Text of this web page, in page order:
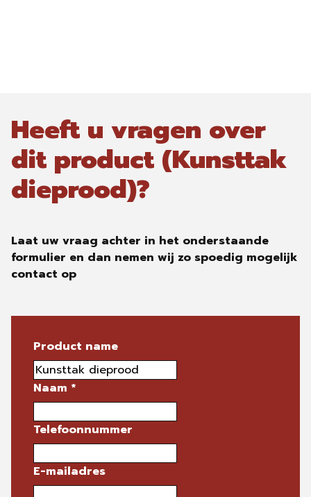
Heeft u vragen over
dit product (Kunsttak
dieprood)?
Laat uw vraag achter in het onderstaande
formulier en dan nemen wij zo spoedig mogelijk
contact op
Product name
Naam *
Telefoonnummer
E-mailadres